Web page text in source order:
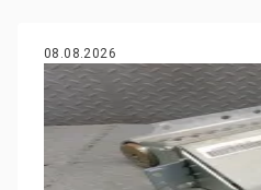
08.08.2026